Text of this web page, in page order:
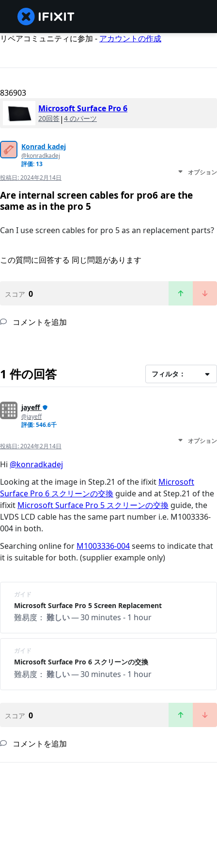
リペアコミュニティに参加 - アカウントの作成
836903
Microsoft Surface Pro 6
20回答| 4 のパーツ
Konrad kadej
@konradkadej
評価: 13
投稿日:2024年2月14日
オプション
Are internal screen cables for pro6 are the
same as in the pro 5
Can I use screen cables for pro 5 as an replacement parts?
この質問に回答する 同じ問題があります
スコア 0
コメントを追加
1 件の回答 フィルタ：
jayeff
@jayeff
評価: 546.6千
投稿日:2024年2月14日
オプション
Hi @konradkadej
Looking at the image in Step.21 of the ifixit Microsoft
Surface Pro 6 スクリーンの交換 guide and at Step.21 of the
ifixit Microsoft Surface Pro 5 スクリーンの交換 guide, the
LVDS LCD cable has the same part number i.e. M1003336-
004 in both.
Searching online for M1003336-004seems to indicate that
it is suitable for both. (supplier example only)
ガイド
Microsoft Surface Pro 5 Screen Replacement
難易度： 難しい—30 minutes - 1 hour
ガイド
Microsoft Surface Pro 6 スクリーンの交換
難易度： 難しい—30 minutes - 1 hour
スコア 0
コメントを追加